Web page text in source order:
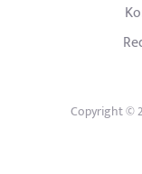
Copyright ©